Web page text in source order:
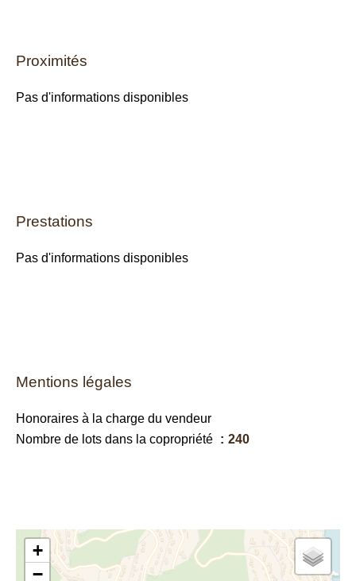
Proximités
Pas d'informations disponibles
Prestations
Pas d'informations disponibles
Mentions légales
Honoraires à la charge du vendeur
Nombre de lots dans la copropriété
240
+
−